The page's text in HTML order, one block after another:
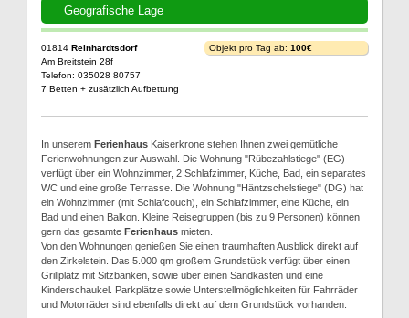
Geografische Lage
01814 Reinhardtsdorf
Am Breitstein 28f
Telefon: 035028 80757
7 Betten + zusätzlich Aufbettung
Objekt pro Tag ab: 100€
In unserem Ferienhaus Kaiserkrone stehen Ihnen zwei gemütliche
Ferienwohnungen zur Auswahl. Die Wohnung "Rübezahlstiege" (EG)
verfügt über ein Wohnzimmer, 2 Schlafzimmer, Küche, Bad, ein separates
WC und eine große Terrasse. Die Wohnung "Häntzschelstiege" (DG) hat
ein Wohnzimmer (mit Schlafcouch), ein Schlafzimmer, eine Küche, ein
Bad und einen Balkon. Kleine Reisegruppen (bis zu 9 Personen) können
gern das gesamte Ferienhaus mieten.
Von den Wohnungen genießen Sie einen traumhaften Ausblick direkt auf
den Zirkelstein. Das 5.000 qm großem Grundstück verfügt über einen
Grillplatz mit Sitzbänken, sowie über einen Sandkasten und eine
Kinderschaukel. Parkplätze sowie Unterstellmöglichkeiten für Fahrräder
und Motorräder sind ebenfalls direkt auf dem Grundstück vorhanden.